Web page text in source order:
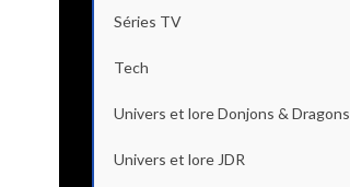
Séries TV
Tech
Univers et lore Donjons & Dragons
Univers et lore JDR